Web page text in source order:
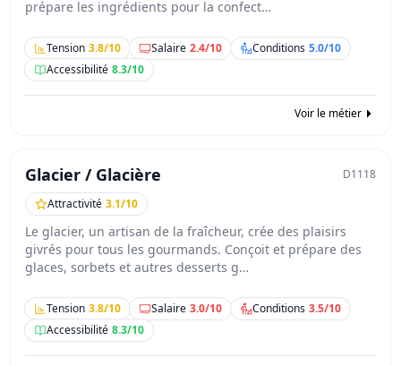
prépare les ingrédients pour la confect…
Tension 3.8/10 Salaire 2.4/10 Conditions 5.0/10
Accessibilité 8.3/10
Voir le métier
Glacier / Glacière
D1118
Attractivité 3.1/10
Le glacier, un artisan de la fraîcheur, crée des plaisirs
givrés pour tous les gourmands. Conçoit et prépare des
glaces, sorbets et autres desserts g…
Tension 3.8/10 Salaire 3.0/10 Conditions 3.5/10
Accessibilité 8.3/10